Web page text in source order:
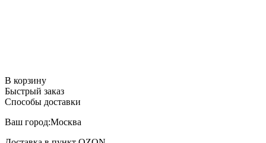
В корзину
Быстрый заказ
Способы доставки
Ваш город:Москва